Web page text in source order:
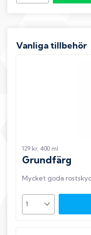
Vanliga tillbehör
129 kr, 400 ml
Grundfärg
Mycket goda